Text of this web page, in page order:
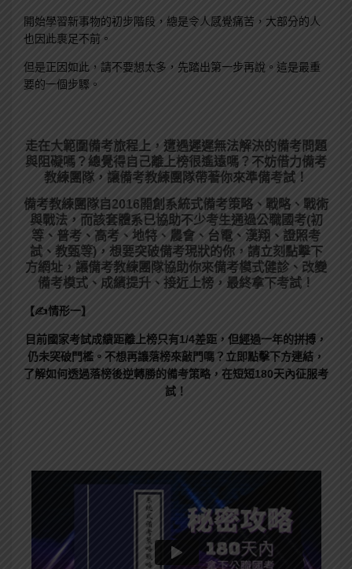
開始學習新事物的初步階段，總是令人感覺痛苦，大部分的人
也因此裹足不前。
但是正因如此，請不要想太多，先踏出第一步再說。這是最重
要的一個步驟。
走在大範圍備考旅程上， 遭遇遲遲無法解決的備考問題
與阻礙嗎？總覺得自己離上榜很遙遠嗎？不妨借力備考
教練團隊，讓備考教練團隊帶著你來準備考試！
備考教練團隊自2016開創系統式備考策略、戰略、戰術
與戰法，而該套體系已協助不少考生通過公職國考(初
等、普考、高考、地特、農會、台電、漢翔、證照考
試、教甄等)，想要突破備考現狀的你，請立刻點擊下
方網址，讓備考教練團隊協助你來備考模式健診、改變
備考模式、成績提升、接近上榜，最終拿下考試！
【✍情形一】
目前國家考試成績距離上榜只有1/4差距，但經過一年的拼搏，
仍未突破門檻。不想再讓落榜來敲門嗎？立即點擊下方連結，
了解如何透過落榜後逆轉勝的備考策略，在短短180天內征服考
試！